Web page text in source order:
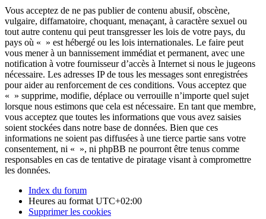
Vous acceptez de ne pas publier de contenu abusif, obscène,
vulgaire, diffamatoire, choquant, menaçant, à caractère sexuel ou
tout autre contenu qui peut transgresser les lois de votre pays, du
pays où « » est hébergé ou les lois internationales. Le faire peut
vous mener à un bannissement immédiat et permanent, avec une
notification à votre fournisseur d’accès à Internet si nous le jugeons
nécessaire. Les adresses IP de tous les messages sont enregistrées
pour aider au renforcement de ces conditions. Vous acceptez que
« » supprime, modifie, déplace ou verrouille n’importe quel sujet
lorsque nous estimons que cela est nécessaire. En tant que membre,
vous acceptez que toutes les informations que vous avez saisies
soient stockées dans notre base de données. Bien que ces
informations ne soient pas diffusées à une tierce partie sans votre
consentement, ni « », ni phpBB ne pourront être tenus comme
responsables en cas de tentative de piratage visant à compromettre
les données.
Index du forum
Heures au format UTC+02:00
Supprimer les cookies